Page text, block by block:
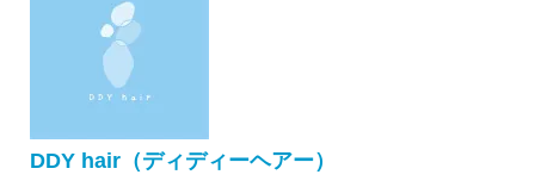
DDY hair（ディディーヘアー）